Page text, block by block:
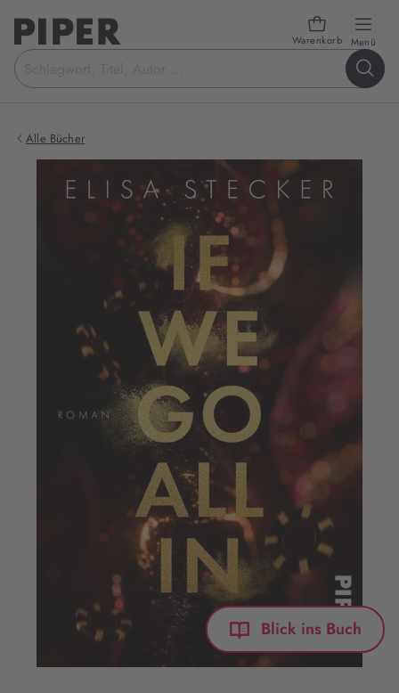
Warenkorb Menü
Suchbegriff
eingeben
Alle Bücher
Blick ins Buch